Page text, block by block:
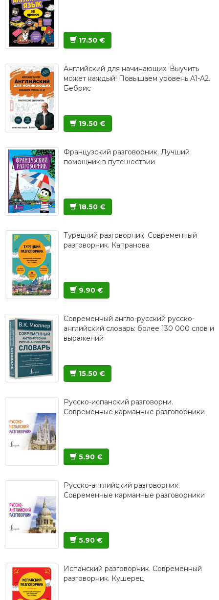
17.50 €
Английский для начинающих. Выучить
может каждый! Повышаем уровень A1-A2.
Бебрис
19.50 €
Французский разговорник. Лучший
помощник в путешествии
18.50 €
Турецкий разговорник. Современный
разговорник. Капранова
9.90 €
Современный англо-русский русско-
английский словарь: более 130 000 слов и
выражений
15.50 €
Русско-испанский разговорни.
Современные карманные разговорники
5.90 €
Русско-английский разговорник.
Современные карманные разговорники
5.90 €
Испанский разговорник. Современный
разговорник. Кушерец